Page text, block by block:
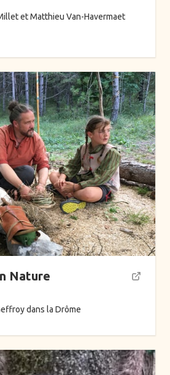
France
Thèmes
Alimentation
ancestraux
Danse
Ecriture
Formations
Hypnose
de groupe
Musique
Périnatalité
et Matthieu Van-Havermaet
Nature
dans la Drôme